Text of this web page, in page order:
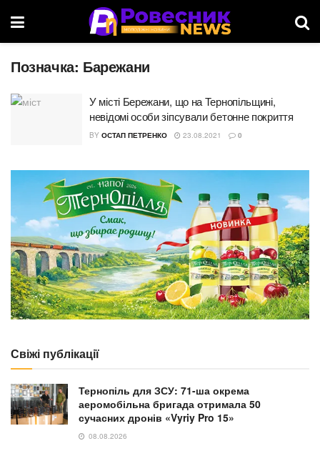
Позначка: Барежани
У місті Бережани, що на Тернопільщині,
невідомі особи зіпсували бетонне покриття
BY ОСТАП ПЕТРЕНКО 23.08.2021 0
Свіжі публікації
Тернопіль для ЗСУ: 71-ша окрема
аеромобільна бригада отримала 50
сучасних дронів «Vyriy Pro 15»
08.08.2026